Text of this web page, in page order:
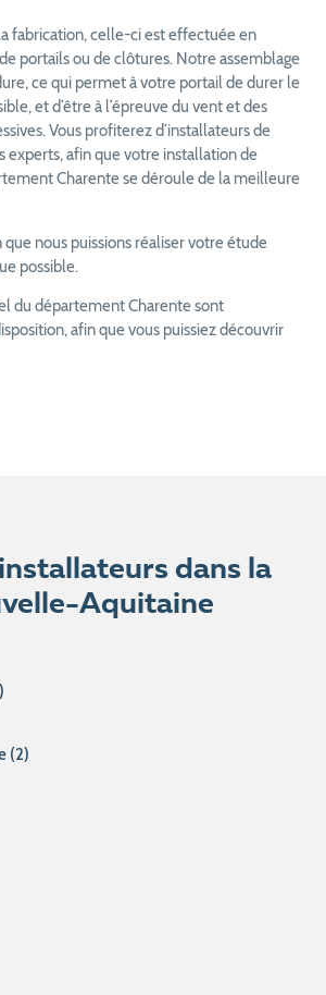
fabrication, celle-ci est effectuée en
de portails ou de clôtures. Notre assemblage
ce qui permet à votre portail de durer le
et d’être à l’épreuve du vent et des
Vous profiterez d’installateurs de
experts, afin que votre installation de
Charente se déroule de la meilleure
nous puissions réaliser votre étude
possible.
du département Charente sont
afin que vous puissiez découvrir
dans la
Aquitaine
(2)